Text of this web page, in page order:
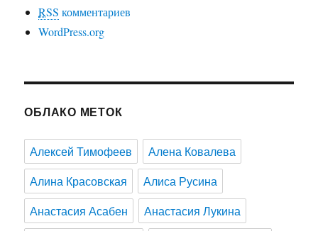
RSS комментариев
WordPress.org
ОБЛАКО МЕТОК
Алексей Тимофеев
Алена Ковалева
Алина Красовская
Алиса Русина
Анастасия Асабен
Анастасия Лукина